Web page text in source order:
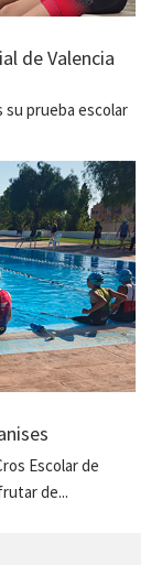
de Valencia
su prueba escolar
Escolar de
de...